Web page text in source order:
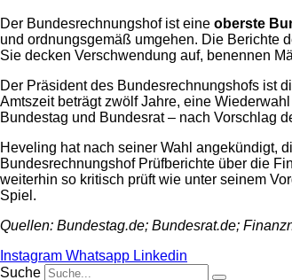
Der Bundesrechnungshof ist eine oberste
und ordnungsgemäß umgehen. Die Berichte
Sie decken Verschwendung auf, benennen
Der Präsident des Bundesrechnungshofs ist
Amtszeit beträgt zwölf Jahre, eine
Bundestag und Bundesrat – nach Vorschlag
Heveling hat nach seiner Wahl angekündigt,
Bundesrechnungshof Prüfberichte über die
weiterhin so kritisch prüft wie unter seinem
Spiel.
Quellen: Bundestag.de; Bundesrat.de;
Instagram Whatsapp Linkedin
Suche